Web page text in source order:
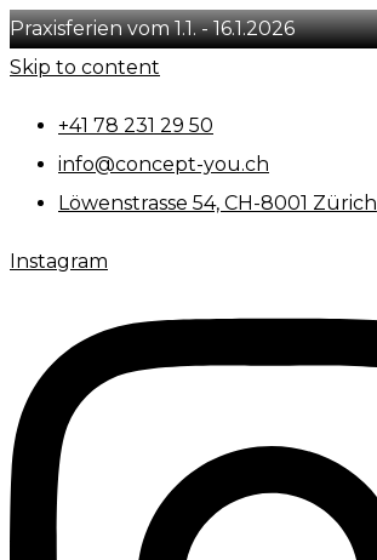
Praxisferien vom 1.1. - 16.1.2026
Skip to content
+41 78 231 29 50
info@concept-you.ch
Löwenstrasse 54, CH-8001 Zürich
Instagram